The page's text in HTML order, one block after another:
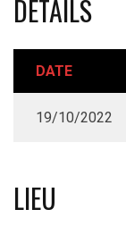
DÉTAILS
DATE
19/10/2022
LIEU